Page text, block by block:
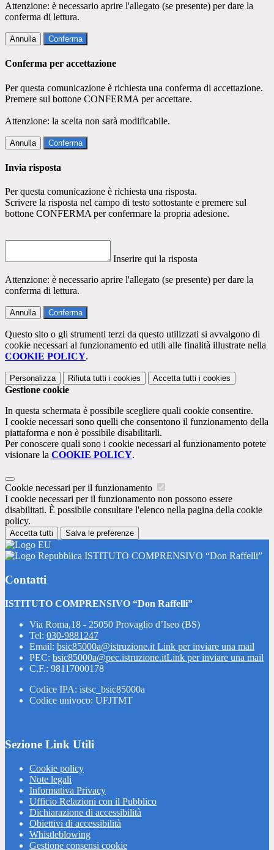
Attenzione: è necessario aprire l'allegato (se presente) per dare la
conferma di lettura.
Annulla Conferma
Conferma per accettazione
Per questa comunicazione è richiesta una conferma di accettazione.
Premere sul bottone CONFERMA per accettare.
Attenzione: la scelta non sarà modificabile.
Annulla Conferma
Invia risposta
Per questa comunicazione è richiesta una risposta.
Scrivere la risposta nel campo di testo sottostante e premere sul
bottone CONFERMA per confermare la propria adesione.
Inserire qui la risposta
Attenzione: è necessario aprire l'allegato (se presente) per dare la
conferma di lettura.
Annulla Conferma
Questo sito o gli strumenti terzi da questo utilizzati si avvalgono di
cookie necessari al funzionamento ed utili alle finalità illustrate nella
COOKIE POLICY.
Personalizza Rifiuta tutti i cookies Accetta tutti i cookies
Gestione cookie
In questa schermata è possibile scegliere quali cookie consentire.
I cookie necessari sono quelli che consentono il funzionamento della
piattaforma e non è possibile disabilitarli.
Per conoscere quali sono i cookie necessari al funzionamento potete
visionare la COOKIE POLICY.
Cookie necessari per il funzionamento
I cookie necessari per il funzionamento non possono essere
disabilitati. È possibile consultare l'elenco nella pagina della cookie
policy.
Accetta tutti Salva le preferenze
ISTITUTO COMPRENSIVO “Don Raffelli”
Contatti
ISTITUTO COMPRENSIVO “Don Raffelli”
Via Roma,18 - 25050 Provaglio d’Iseo (BS)
Tel: 030-9881247
Email: bsic85000a@istruzione.it Link per inviare una mail
PEC: bsic85000a@pec.istruzione.itLink per inviare una mail
C.F.: 98117000178
Codice IPA: istsc_bsic85000a
Codice univoco: UFJTMT
Sezione Link Utili
Cookie policy
Note legali
Informativa Privacy
Ufficio Relazioni con il Pubblico
Dichiarazione di accessibilità
Obiettivi di accessibilità
Whistleblowing
Gestione consensi cookie